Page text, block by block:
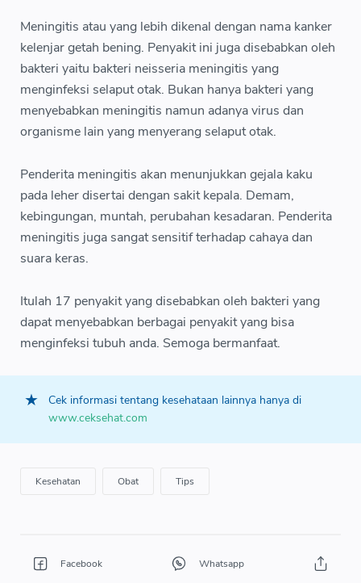
Meningitis atau yang lebih dikenal dengan nama kanker
kelenjar getah bening. Penyakit ini juga disebabkan oleh
bakteri yaitu bakteri neisseria meningitis yang
menginfeksi selaput otak. Bukan hanya bakteri yang
menyebabkan meningitis namun adanya virus dan
organisme lain yang menyerang selaput otak.
Penderita meningitis akan menunjukkan gejala kaku
pada leher disertai dengan sakit kepala. Demam,
kebingungan, muntah, perubahan kesadaran. Penderita
meningitis juga sangat sensitif terhadap cahaya dan
suara keras.
Itulah 17 penyakit yang disebabkan oleh bakteri yang
dapat menyebabkan berbagai penyakit yang bisa
menginfeksi tubuh anda. Semoga bermanfaat.
Cek informasi tentang kesehataan lainnya hanya di
www.ceksehat.com